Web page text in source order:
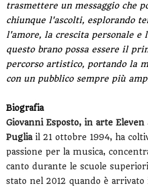
trasmettere un messaggio che
chiunque l'ascolti, esplorando
l'amore, la crescita personale e
questo brano possa essere il
percorso artistico, portando la
con un pubblico sempre più
Biografia
Giovanni Esposto, in arte
Pugliail 21 ottobre 1994, ha
passione per la musica,
canto durante le scuole
stato nel 2012 quando è arrivato